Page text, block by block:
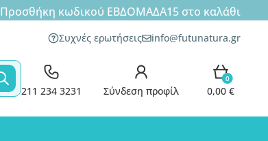
Προσθήκη κωδικού ΕΒΔΟΜΑΔΑ15στο καλάθι
Συχνές ερωτήσεις info@futunatura.gr
211 234 3231 Σύνδεση προφίλ
0
0,00 €